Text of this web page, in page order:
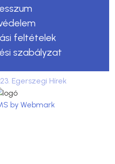
feltételek
szabályzat
Egerszegi Hírek
by Webmark